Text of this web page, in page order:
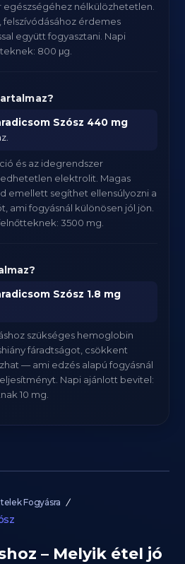
egészségéhez nélkülözhetetlen.
felszívódásához érdemes
együtt fogyasztani. Napi
800 μg.
Szósz 440 mg
és az idegrendszer
elektrolit. Magas
emellett segíthet ellensúlyozni a
ami fogyásnál különösen jól jön.
3500 mg.
Szósz 1.8 mg
szükséges hemoglobin
fáradtságot, csökkent
— ami edzés alapú fogyásnál
Napi ajánlott bevitel:
10 mg.
Fogyásra
– Melyik étel jó